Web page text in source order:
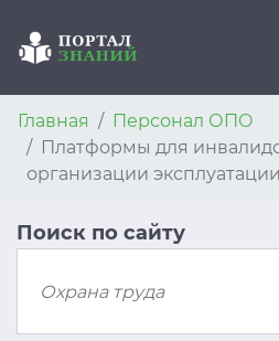
Главная
Персонал ОПО
Платформы для
организации эксплуатации
Поиск по сайту